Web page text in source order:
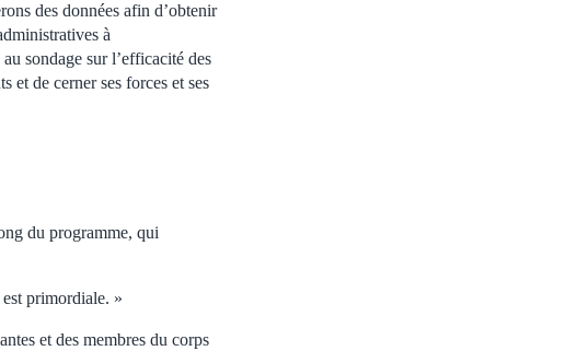
des données afin d’obtenir
à
sondage sur l’efficacité des
et de cerner ses forces et ses
du programme, qui
primordiale. »
et des membres du corps